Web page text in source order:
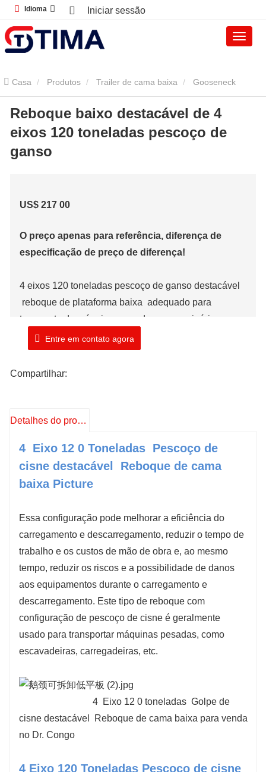
Idioma Iniciar sessão
Casa Produtos Trailer de cama baixa Gooseneck
Destacável Reboque Cama Baixa Reboque baixo destacável de
4 eixos 120 toneladas pescoço de ganso
Reboque baixo destacável de 4
eixos 120 toneladas pescoço de
ganso
US$ 217 00
O preço apenas para referência, diferença de
especificação de preço de diferença!
4 eixos 120 toneladas pescoço de ganso destacável
reboque de plataforma baixa adequado para
transporte de máquinas grandes, o maquinário
grande pode carregar da frente do reboque de
plataforma baixa e a altura da plataforma de
carregamento é muito menor, evita o perigo de
Marca: TIMA
Número do modelo: TMA 412
0LBT
Tempo de envio: 10-15 dias úteis
Entre em contato agora
Compartilhar:
Detalhes do produto
4 Eixo 12 0 Toneladas Pescoço de
cisne destacável
Reboque de cama
baixa Picture
Essa configuração pode melhorar a eficiência do
carregamento e descarregamento, reduzir o tempo de
trabalho e os custos de mão de obra e, ao mesmo
tempo, reduzir os riscos e a possibilidade de danos
aos equipamentos durante o carregamento e
descarregamento. Este tipo de reboque com
configuração de pescoço de cisne é geralmente
usado para transportar máquinas pesadas, como
escavadeiras, carregadeiras, etc.
4 Eixo 12 0 toneladas Golpe de
cisne destacável
Reboque de cama baixa para venda
no Dr. Congo
4 Eixo 120 Toneladas Pescoço de cisne